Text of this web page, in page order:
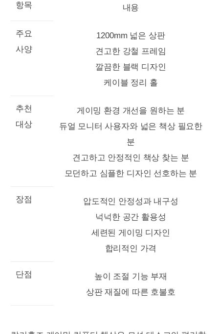
항목 내용
주요
사양
1200mm 넓은 상판
견고한 강철 프레임
깔끔한 블랙 디자인
케이블 정리 홀
추천
대상
게이밍 환경 개선을 원하는 분
듀얼 모니터 사용자와 넓은 책상 필요한
분
견고하고 안정적인 책상 찾는 분
모던하고 심플한 디자인 선호하는 분
장점
압도적인 안정성과 내구성
넉넉한 공간 활용성
세련된 게이밍 디자인
합리적인 가격
단점
높이 조절 기능 부재
상판 재질에 따른 호불호